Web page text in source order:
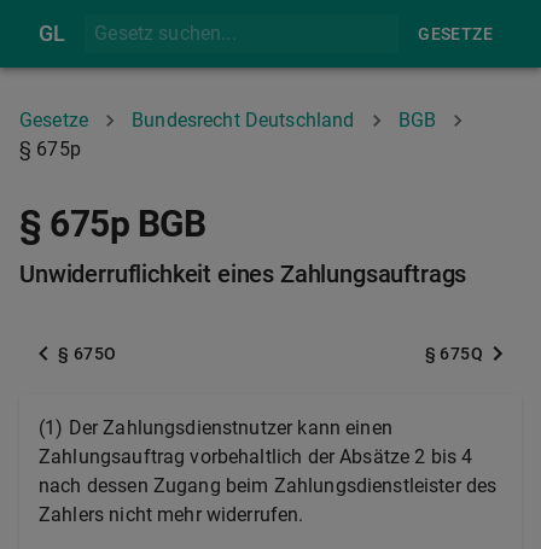
GL GESETZE
Gesetze Bundesrecht Deutschland
BGB
§ 675p
§ 675p BGB
Unwiderruflichkeit eines Zahlungsauftrags
§ 675O § 675Q
(1) Der Zahlungsdienstnutzer kann einen
Zahlungsauftrag vorbehaltlich der Absätze 2 bis 4
nach dessen Zugang beim Zahlungsdienstleister des
Zahlers nicht mehr widerrufen.